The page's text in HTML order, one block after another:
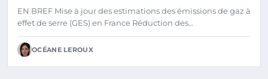
EN BREF Mise à jour des estimations des émissions de gaz à
effet de serre (GES) en France Réduction des…
OCÉANE LEROUX